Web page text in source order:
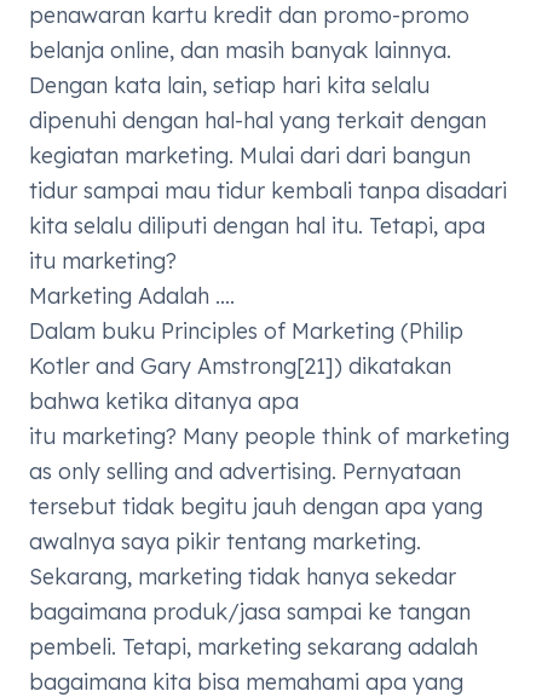
penawaran kartu kredit dan promo-promo
belanja online, dan masih banyak lainnya.
Dengan kata lain, setiap hari kita selalu
dipenuhi dengan hal-hal yang terkait dengan
kegiatan marketing. Mulai dari dari bangun
tidur sampai mau tidur kembali tanpa disadari
kita selalu diliputi dengan hal itu. Tetapi, apa
itu marketing?
Marketing Adalah ….
Dalam buku Principles of Marketing (Philip
Kotler and Gary Amstrong[21]) dikatakan
bahwa ketika ditanya apa
itu marketing? Many people think of marketing
as only selling and advertising. Pernyataan
tersebut tidak begitu jauh dengan apa yang
awalnya saya pikir tentang marketing.
Sekarang, marketing tidak hanya sekedar
bagaimana produk/jasa sampai ke tangan
pembeli. Tetapi, marketing sekarang adalah
bagaimana kita bisa memahami apa yang